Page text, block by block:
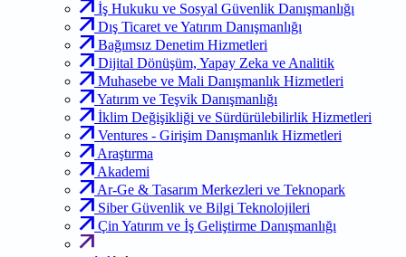
İş Hukuku ve Sosyal Güvenlik Danışmanlığı
Dış Ticaret ve Yatırım Danışmanlığı
Bağımsız Denetim Hizmetleri
Dijital Dönüşüm, Yapay Zeka ve Analitik
Muhasebe ve Mali Danışmanlık Hizmetleri
Yatırım ve Teşvik Danışmanlığı
İklim Değişikliği ve Sürdürülebilirlik Hizmetleri
Ventures - Girişim Danışmanlık Hizmetleri
Araştırma
Akademi
Ar-Ge & Tasarım Merkezleri ve Teknopark
Siber Güvenlik ve Bilgi Teknolojileri
Çin Yatırım ve İş Geliştirme Danışmanlığı